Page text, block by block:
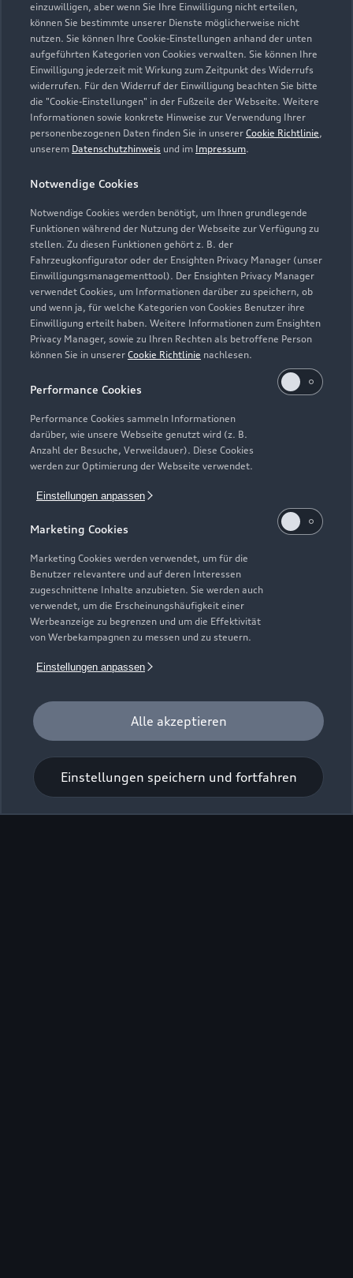
einzuwilligen, aber wenn Sie Ihre Einwilligung nicht erteilen,
können Sie bestimmte unserer Dienste möglicherweise nicht
nutzen. Sie können Ihre Cookie-Einstellungen anhand der unten
aufgeführten Kategorien von Cookies verwalten. Sie können Ihre
Einwilligung jederzeit mit Wirkung zum Zeitpunkt des Widerrufs
widerrufen. Für den Widerruf der Einwilligung beachten Sie bitte
die "Cookie-Einstellungen" in der Fußzeile der Webseite. Weitere
Informationen sowie konkrete Hinweise zur Verwendung Ihrer
personenbezogenen Daten finden Sie in unserer Cookie Richtlinie,
unserem Datenschutzhinweis und im Impressum.
Notwendige Cookies
Notwendige Cookies werden benötigt, um Ihnen grundlegende
Funktionen während der Nutzung der Webseite zur Verfügung zu
stellen. Zu diesen Funktionen gehört z. B. der
Fahrzeugkonfigurator oder der Ensighten Privacy Manager (unser
Einwilligungsmanagementtool). Der Ensighten Privacy Manager
verwendet Cookies, um Informationen darüber zu speichern, ob
und wenn ja, für welche Kategorien von Cookies Benutzer ihre
Einwilligung erteilt haben. Weitere Informationen zum Ensighten
Privacy Manager, sowie zu Ihren Rechten als betroffene Person
können Sie in unserer Cookie Richtlinie nachlesen.
Performance Cookies
Performance Cookies sammeln Informationen
darüber, wie unsere Webseite genutzt wird (z. B.
Anzahl der Besuche, Verweildauer). Diese Cookies
werden zur Optimierung der Webseite verwendet.
Einstellungen anpassen
Marketing Cookies
Marketing Cookies werden verwendet, um für die
Benutzer relevantere und auf deren Interessen
zugeschnittene Inhalte anzubieten. Sie werden auch
verwendet, um die Erscheinungshäufigkeit einer
Werbeanzeige zu begrenzen und um die Effektivität
von Werbekampagnen zu messen und zu steuern.
Einstellungen anpassen
Alle akzeptieren
Einstellungen speichern und fortfahren
Kontaktdaten herunterladen
Öffnungszeiten
Verkauf
Service
Geschlossen, öffnet am Samstag 09:00
Teile- und Zubehörverkauf
Geschlossen, öffnet amSamstag 09:00
Schautag
Geschlossen,öffnet amSonntag 10:00
Zur Inspektion